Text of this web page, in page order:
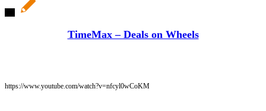
TimeMax – Deals on Wheels
https://www.youtube.com/watch?v=nfcyl0wCoKM